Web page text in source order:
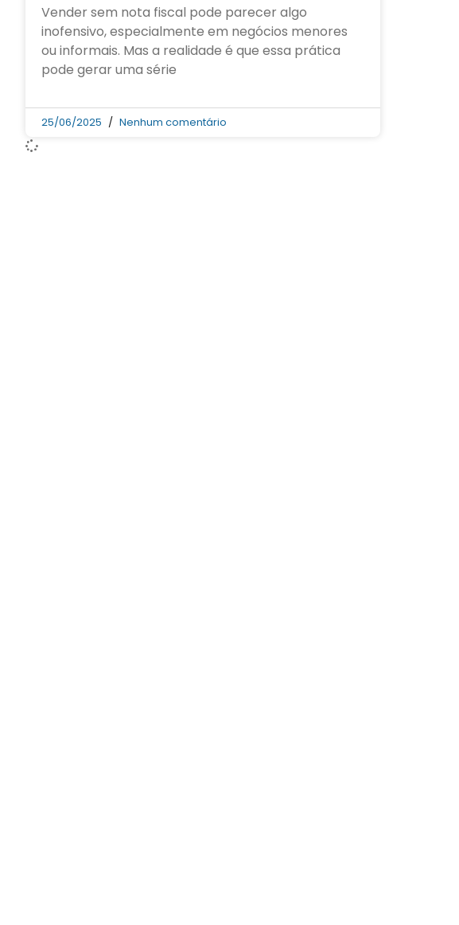
Vender sem nota fiscal pode parecer algo
inofensivo, especialmente em negócios menores
ou informais. Mas a realidade é que essa prática
pode gerar uma série
25/06/2025 Nenhum comentário